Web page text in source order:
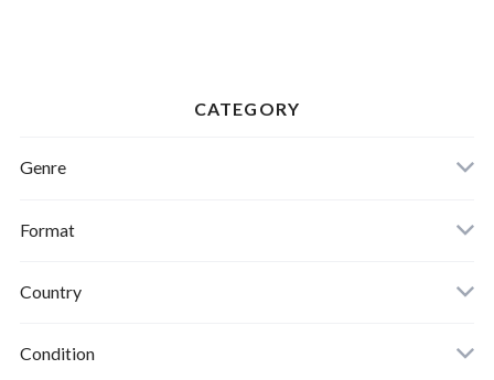
CATEGORY
Genre
Format
Country
Condition